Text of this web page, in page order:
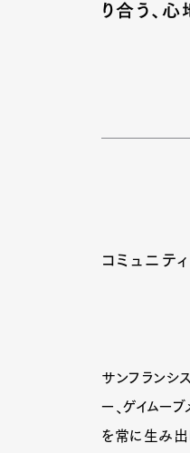
り合う、
コミュニテ
サンフランシ
ー、ゲイムー
を常に生み出